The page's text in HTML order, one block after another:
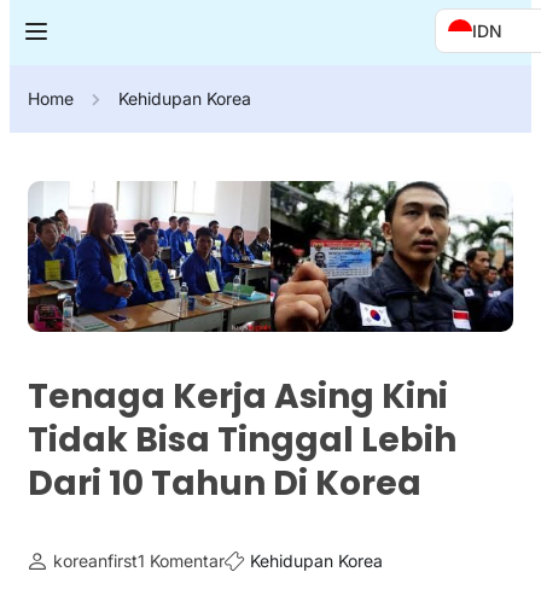
IDN
Home Kehidupan Korea
Tenaga Kerja Asing Kini
Tidak Bisa Tinggal Lebih
Dari 10 Tahun Di Korea
koreanfirst1 Komentar Kehidupan Korea